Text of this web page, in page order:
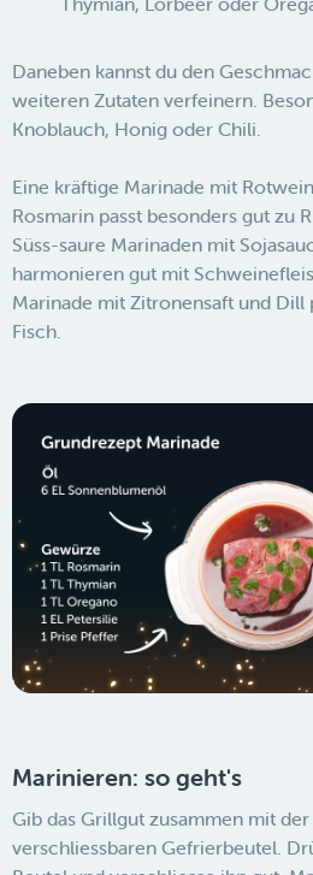
Daneben kannst du den
weiteren Zutaten verfeinern.
Knoblauch, Honig oder Chili.
Eine kräftige Marinade mit
Rosmarin passt besonders gut zu
Süss-saure Marinaden mit
harmonieren gut mit
Marinade mit Zitronensaft und Dill
Fisch.
Marinieren: so geht's
Gib das Grillgut zusammen mit
verschliessbaren Gefrierbeutel.